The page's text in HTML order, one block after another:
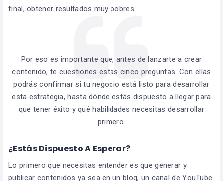
final, obtener resultados muy pobres.
Por eso es importante que, antes de lanzarte a crear
contenido, te cuestiones estas cinco preguntas. Con ellas
podrás confirmar si tu negocio está listo para desarrollar
esta estrategia, hasta dónde estás dispuesto a llegar para
que tener éxito y qué habilidades necesitas desarrollar
primero.
¿Estás Dispuesto A Esperar?
Lo primero que necesitas entender es que generar y
publicar contenidos ya sea en un blog, un canal de YouTube